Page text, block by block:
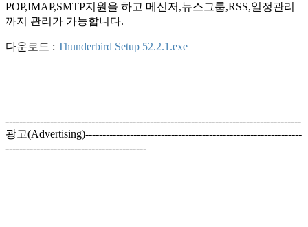
POP,IMAP,SMTP지원을 하고 메신저,뉴스그룹,RSS,일정관리
까지 관리가 가능합니다.
다운로드 : Thunderbird Setup 52.2.1.exe
--------------------------------------------------------------------------------------
광고(Advertising)---------------------------------------------------------------
-----------------------------------------